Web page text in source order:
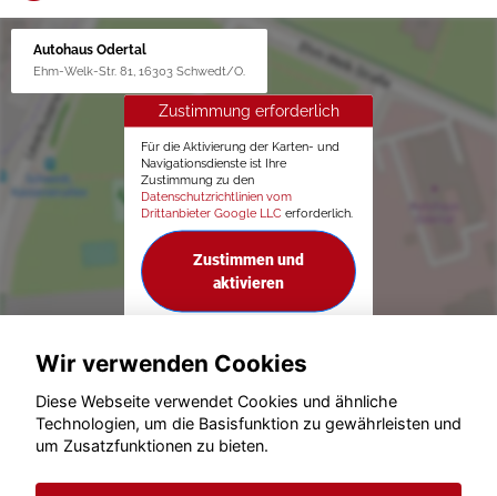
Autohaus Odertal
Ehm-Welk-Str. 81, 16303 Schwedt/O.
Zustimmung erforderlich
Für die Aktivierung der Karten- und
Navigationsdienste ist Ihre
Zustimmung zu den
Datenschutzrichtlinien vom
Drittanbieter Google LLC erforderlich.
Zustimmen und
aktivieren
© konjunkturmotor.de GmbH 2020 - 2026
Wir verwenden Cookies
Diese Webseite verwendet Cookies und ähnliche
Technologien, um die Basisfunktion zu gewährleisten und
um Zusatzfunktionen zu bieten.